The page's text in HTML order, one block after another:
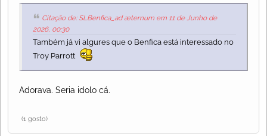
Citação de: SLBenfica_ad æternum em 11 de Junho de
2026, 00:30
Também já vi algures que o Benfica está interessado no
Troy Parrott
Adorava. Seria idolo cá.
(1 gosto)